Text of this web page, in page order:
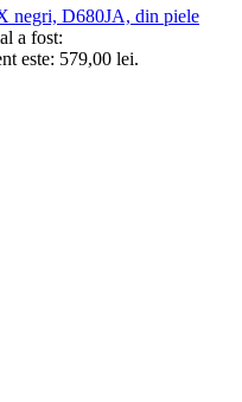
negri, D680JA, din piele
a fost:
este: 579,00 lei.